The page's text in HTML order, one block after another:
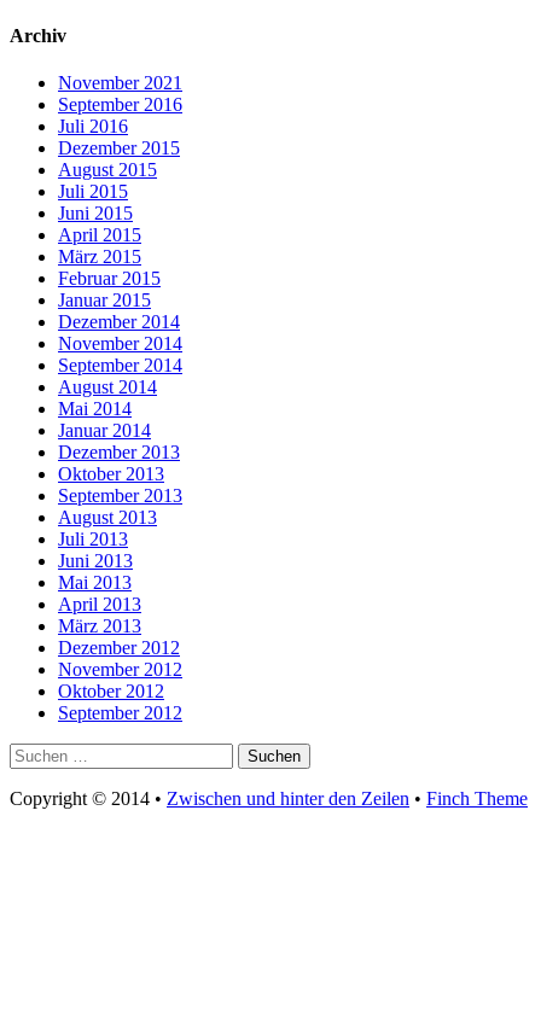
Archiv
November 2021
September 2016
Juli 2016
Dezember 2015
August 2015
Juli 2015
Juni 2015
April 2015
März 2015
Februar 2015
Januar 2015
Dezember 2014
November 2014
September 2014
August 2014
Mai 2014
Januar 2014
Dezember 2013
Oktober 2013
September 2013
August 2013
Juli 2013
Juni 2013
Mai 2013
April 2013
März 2013
Dezember 2012
November 2012
Oktober 2012
September 2012
Suchen
nach:
Copyright © 2014 • Zwischen und hinter den Zeilen • Finch Theme